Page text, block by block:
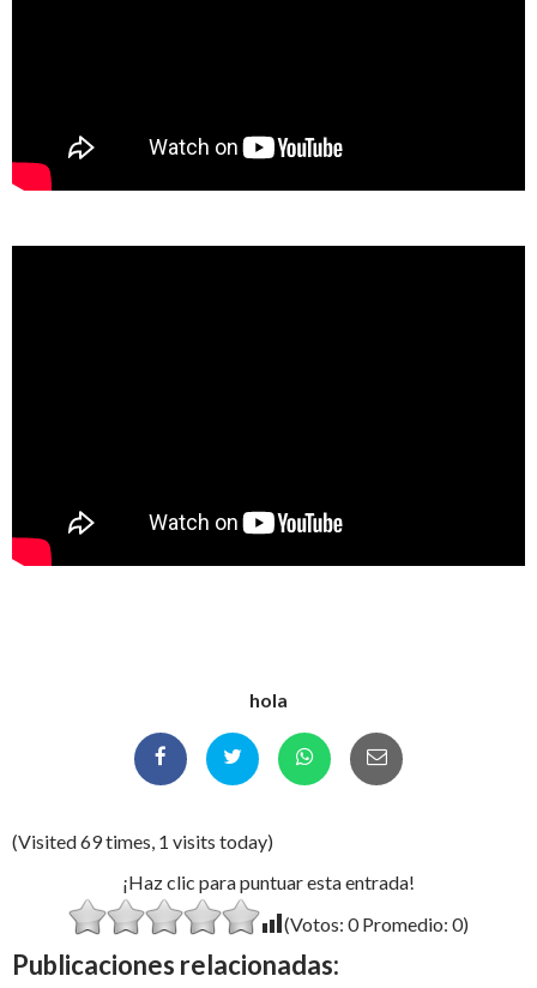
hola
(Visited 69 times, 1 visits today)
¡Haz clic para puntuar esta entrada!
(Votos: 0Promedio: 0)
Publicaciones relacionadas: